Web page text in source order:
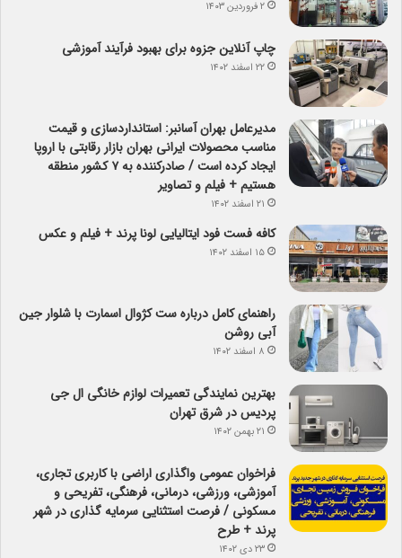
۲ فروردین ۱۴۰۳
چاپ آنلاین جزوه برای بهبود فرآیند آموزشی
۲۲ اسفند ۱۴۰۲
مدیرعامل بهران آسانبر: استانداردسازی و قیمت
مناسب محصولات ایرانی بهران بازار رقابتی با اروپا
ایجاد کرده است / صادرکننده به ۷ کشور منطقه
هستیم + فیلم و تصاویر
۲۱ اسفند ۱۴۰۲
کافه فست فود ایتالیایی لونا پرند + فیلم و عکس
۱۵ اسفند ۱۴۰۲
راهنمای کامل درباره ست کژوال اسمارت با شلوار جین
آبی روشن
۸ اسفند ۱۴۰۲
بهترین نمایندگی تعمیرات لوازم خانگی ال جی
پردیس در شرق تهران
۲۱ بهمن ۱۴۰۲
فراخوان عمومی واگذاری اراضی با کاربری تجاری،
آموزشی، ورزشی، درمانی، فرهنگی، تفریحی و
مسکونی / فرصت استثنایی سرمایه گذاری در شهر
پرند + طرح
۲۳ دی ۱۴۰۲